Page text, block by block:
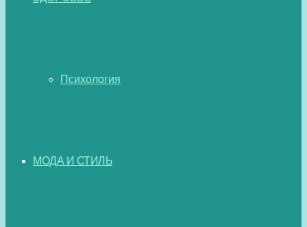
Психология
МОДА И СТИЛЬ